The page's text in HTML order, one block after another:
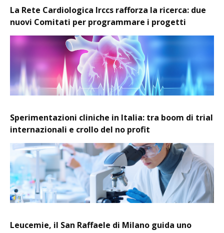
La Rete Cardiologica Irccs rafforza la ricerca: due
nuovi Comitati per programmare i progetti
Sperimentazioni cliniche in Italia: tra boom di trial
internazionali e crollo del no profit
Leucemie, il San Raffaele di Milano guida uno